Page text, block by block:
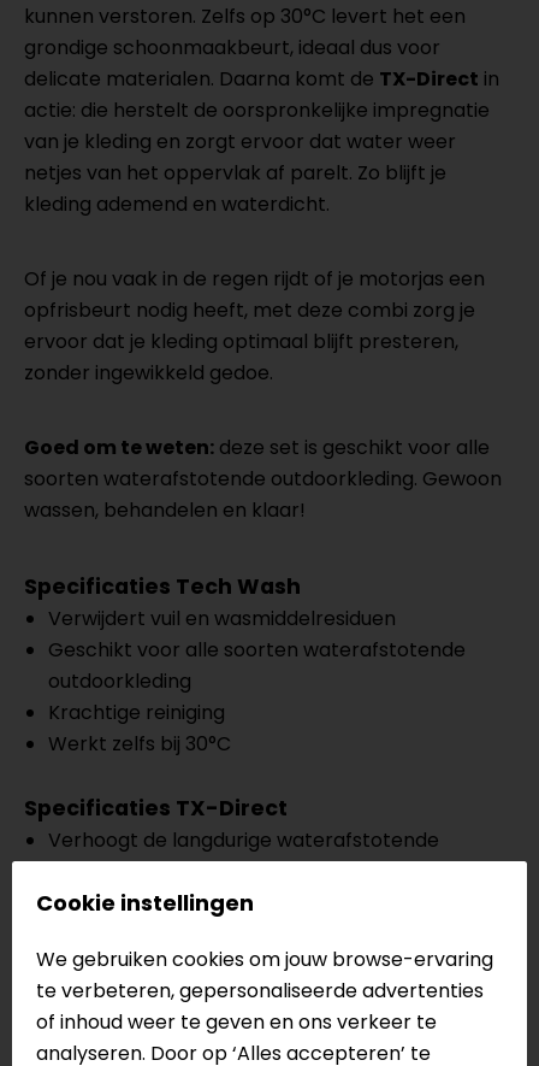
kunnen verstoren. Zelfs op 30°C levert het een
grondige schoonmaakbeurt, ideaal dus voor
delicate materialen. Daarna komt de TX-Direct in
actie: die herstelt de oorspronkelijke impregnatie
van je kleding en zorgt ervoor dat water weer
netjes van het oppervlak af parelt. Zo blijft je
kleding ademend en waterdicht.
Of je nou vaak in de regen rijdt of je motorjas een
opfrisbeurt nodig heeft, met deze combi zorg je
ervoor dat je kleding optimaal blijft presteren,
zonder ingewikkeld gedoe.
Goed om te weten: deze set is geschikt voor alle
soorten waterafstotende outdoorkleding. Gewoon
wassen, behandelen en klaar!
Specificaties Tech Wash
Verwijdert vuil en wasmiddelresiduen
Geschikt voor alle soorten waterafstotende
outdoorkleding
Krachtige reiniging
Werkt zelfs bij 30°C
Specificaties TX-Direct
Verhoogt de langdurige waterafstotende
Herstelt de impregnatie
Meer informatie nodig?
Heb je meer informatie nodig over dit product?
Cookie instellingen
We gebruiken cookies om jouw browse-ervaring
te verbeteren, gepersonaliseerde advertenties
of inhoud weer te geven en ons verkeer te
analyseren. Door op ‘Alles accepteren’ te